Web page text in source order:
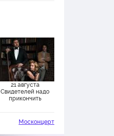
21 августа
Свидетелей надо
прикончить
Москонцерт